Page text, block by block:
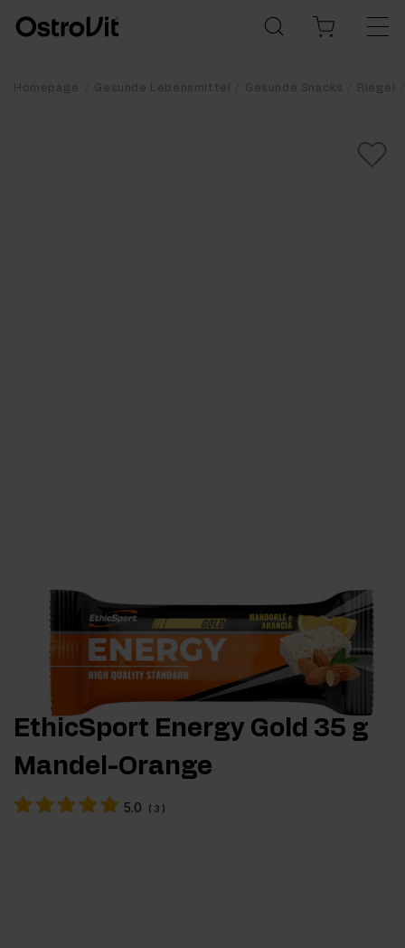
Homepage Gesunde Lebensmittel Gesunde Snacks Riegel
EthicSport Energy Gold 35 g
Mandel-Orange
5.0 ( 3 )